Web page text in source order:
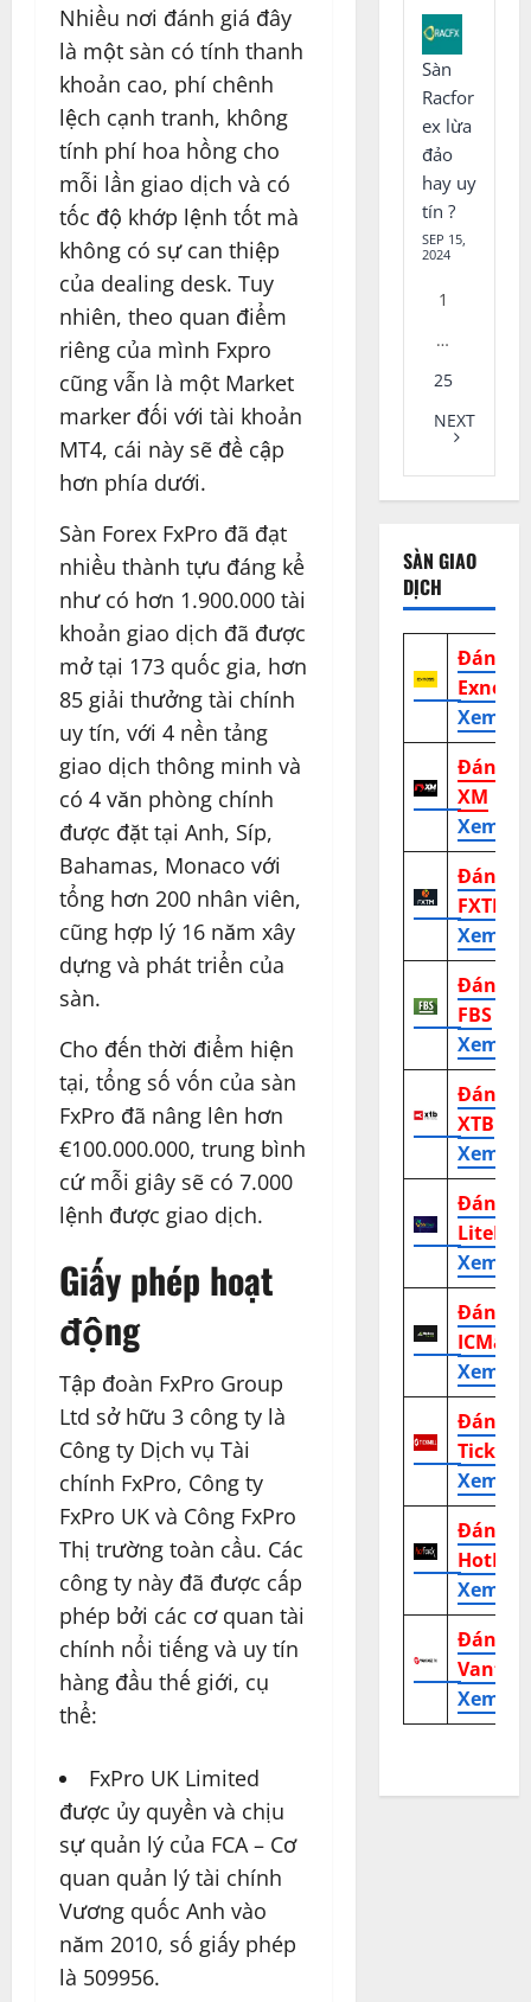
Nhiều nơi đánh giá đây
là một sàn có tính thanh
khoản cao, phí chênh
lệch cạnh tranh, không
tính phí hoa hồng cho
mỗi lần giao dịch và có
tốc độ khớp lệnh tốt mà
không có sự can thiệp
của dealing desk. Tuy
nhiên, theo quan điểm
riêng của mình Fxpro
cũng vẫn là một Market
marker đối với tài khoản
MT4, cái này sẽ đề cập
hơn phía dưới.
Sàn Forex FxPro đã đạt
nhiều thành tựu đáng kể
như có hơn 1.900.000 tài
khoản giao dịch đã được
mở tại 173 quốc gia, hơn
85 giải thưởng tài chính
uy tín, với 4 nền tảng
giao dịch thông minh và
có 4 văn phòng chính
được đặt tại Anh, Síp,
Bahamas, Monaco với
tổng hơn 200 nhân viên,
cũng hợp lý 16 năm xây
dựng và phát triển của
sàn.
Cho đến thời điểm hiện
tại, tổng số vốn của sàn
FxPro đã nâng lên hơn
€100.000.000, trung bình
cứ mỗi giây sẽ có 7.000
lệnh được giao dịch.
Giấy phép hoạt
động
Tập đoàn FxPro Group
Ltd sở hữu 3 công ty là
Công ty Dịch vụ Tài
chính FxPro, Công ty
FxPro UK và Công FxPro
Thị trường toàn cầu. Các
công ty này đã được cấp
phép bởi các cơ quan tài
chính nổi tiếng và uy tín
hàng đầu thế giới, cụ
thể:
FxPro UK Limited
được ủy quyền và chịu
sự quản lý của FCA – Cơ
quan quản lý tài chính
Vương quốc Anh vào
năm 2010, số giấy phép
là 509956.
Sàn
Racfor
ex lừa
đảo
hay uy
tín ?
SEP 15,
2024
1
…
25
NEXT
SÀN GIAO
DỊCH
Đánh
Exness
Xem
Đánh
XM
Xem
Đánh
FXTM
Xem
Đánh
FBS
Xem
Đánh
XTB
Xem
Đánh
Xem
Đánh
Xem
Đánh
TickMill
Xem
Đánh
Xem
Đánh
Xem